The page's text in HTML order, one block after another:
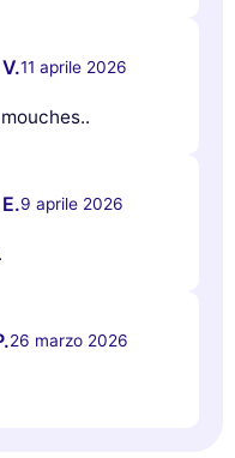
11 aprile 2026
9 aprile 2026
26 marzo 2026